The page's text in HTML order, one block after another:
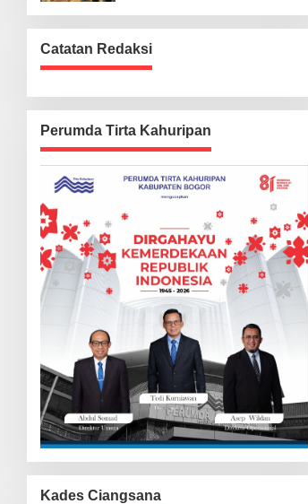
Catatan Redaksi
Perumda Tirta Kahuripan
Kades Ciangsana